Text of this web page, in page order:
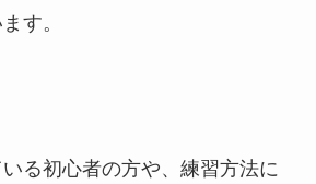
す。
る初心者の方や、練習方法に